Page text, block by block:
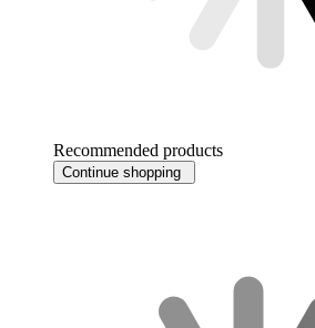
Recommended products
Continue shopping